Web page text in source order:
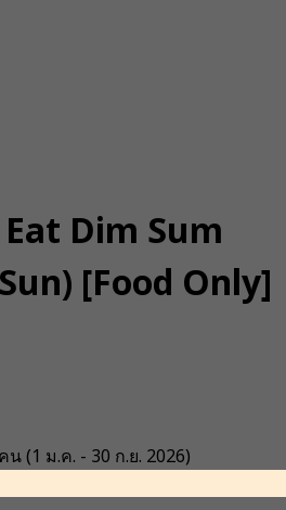
Dim Sum
[Food Only]
น(1 ม.ค. - 30 ก.ย. 2026)